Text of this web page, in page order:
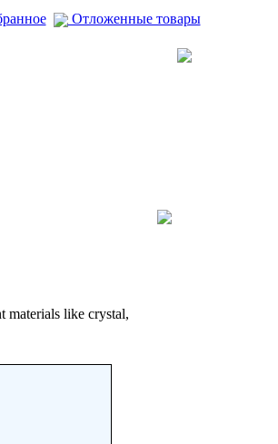
Отложенные товары
materials like crystal,